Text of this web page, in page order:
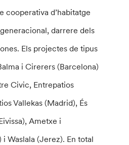
cooperativa d’habitatge
darrere dels
Els projectes de tipus
i Cirerers (Barcelona)
Civic, Entrepatios
Vallekas (Madrid), És
Ametxe i
i Waslala (Jerez). En total